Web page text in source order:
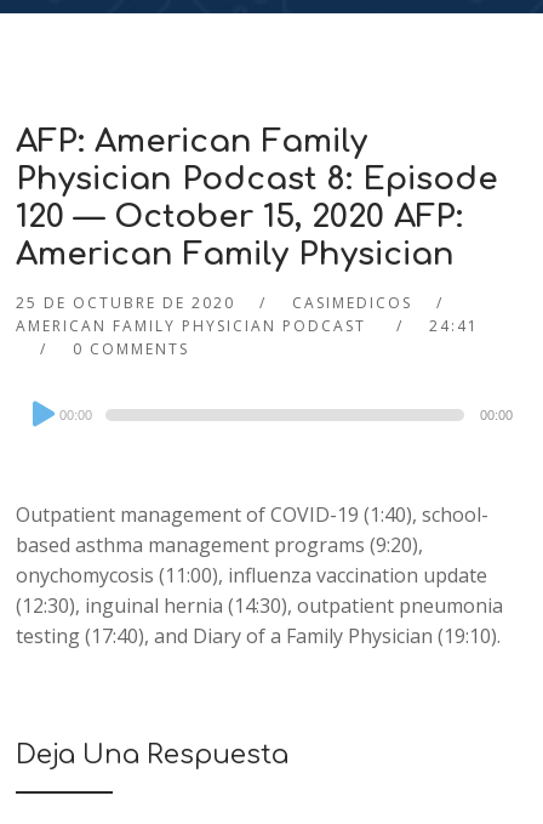
AFP: American Family
Physician Podcast 8: Episode
120 — October 15, 2020 AFP:
American Family Physician
25 DE OCTUBRE DE 2020
CASIMEDICOS
AMERICAN FAMILY PHYSICIAN PODCAST
24:41
0 COMMENTS
Audio
Player
00:00 00:00
Outpatient management of COVID-19 (1:40), school-
based asthma management programs (9:20),
onychomycosis (11:00), influenza vaccination update
(12:30), inguinal hernia (14:30), outpatient pneumonia
testing (17:40), and Diary of a Family Physician (19:10).
Deja Una Respuesta